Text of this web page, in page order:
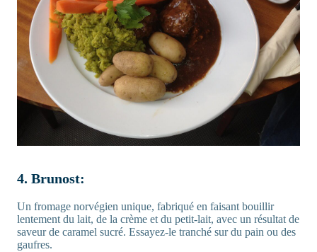
4. Brunost:
Un fromage norvégien unique, fabriqué en faisant bouillir
lentement du lait, de la crème et du petit-lait, avec un résultat de
saveur de caramel sucré. Essayez-le tranché sur du pain ou des
gaufres.